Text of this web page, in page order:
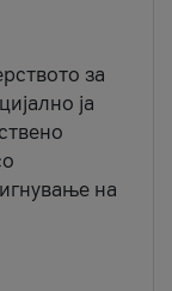
за
ја
на